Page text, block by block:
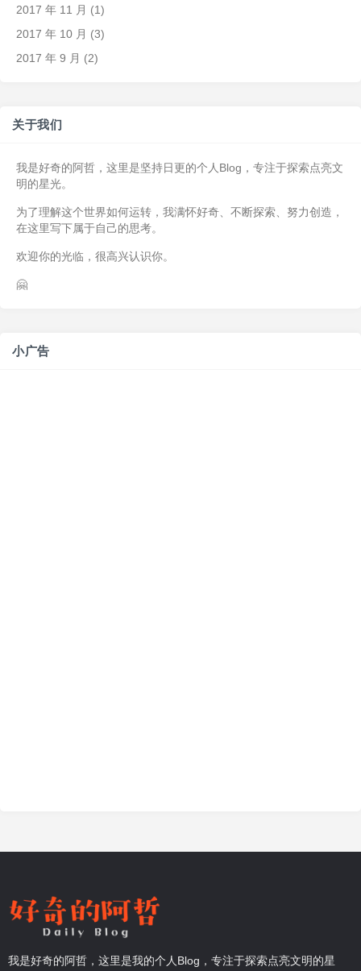
2017 年 11 月 (1)
2017 年 10 月 (3)
2017 年 9 月 (2)
关于我们
我是好奇的阿哲，这里是坚持日更的个人Blog，专注于探索点亮文
明的星光。
为了理解这个世界如何运转，我满怀好奇、不断探索、努力创造，
在这里写下属于自己的思考。
欢迎你的光临，很高兴认识你。
🤗
小广告
我是好奇的阿哲，这里是我的个人Blog，专注于探索点亮文明的星